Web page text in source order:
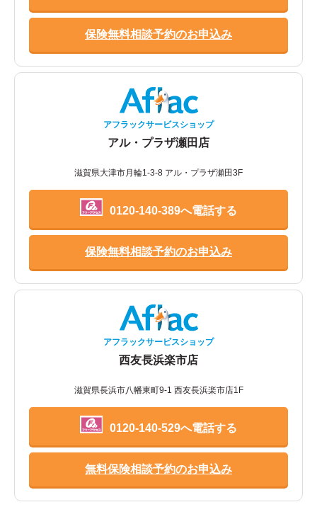
保険無料相談予約のお申込み
アフラックサービスショップ
アル・プラザ瀬田店
滋賀県大津市月輪1-3-8 アル・プラザ瀬田3F
0120-140-389へ電話する
保険無料相談予約のお申込み
アフラックサービスショップ
西友長浜楽市店
滋賀県長浜市八幡東町9-1 西友長浜楽市店1F
0120-140-529へ電話する
無料保険相談予約のお申込み